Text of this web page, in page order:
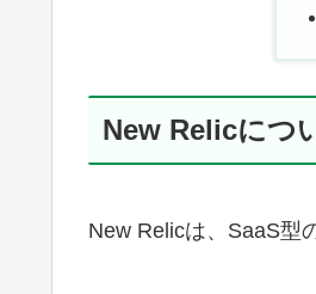
New Relicにつ
New Relicは、SaaS型